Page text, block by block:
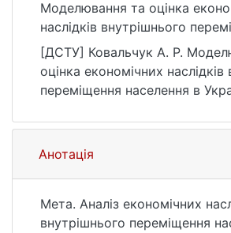
Моделювання та оцінка
наслідків внутрішнього
населення в Україні в умовах
[Магістерська робота,
національний університет
Шевченка]. eKNUTSHIR.
https://ir.library.knu.ua/handle/
[ДСТУ] Ковальчук А. Р.
оцінка економічних наслідків
переміщення населення в
магістра : 051 Економіка /
Шпирко. Київ, 2025. 86 с. URL:
https://ir.library.knu.ua/handle/
Анотація
Мета. Аналіз економічних
внутрішнього переміщення